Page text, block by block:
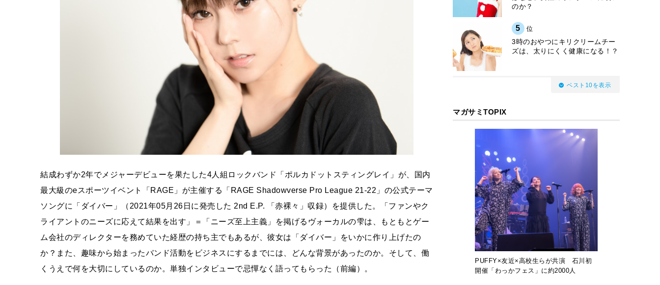
結成わずか2年でメジャーデビューを果たした4人組ロックバンド「ポルカドットスティングレイ」が、国内
最大級のeスポーツイベント「RAGE」が主催する「RAGE Shadowverse Pro League 21-22」の公式テーマ
ソングに「ダイバー」（2021年05月26日に発売した 2nd E.P. 「赤裸々」収録）を提供した。「ファンやク
ライアントのニーズに応えて結果を出す」＝「ニーズ至上主義」を掲げるヴォーカルの雫は、もともとゲー
ム会社のディレクターを務めていた経歴の持ち主でもあるが、彼女は「ダイバー」をいかに作り上げたの
か？また、趣味から始まったバンド活動をビジネスにするまでには、どんな背景があったのか。そして、働
くうえで何を大切にしているのか。単独インタビューで忌憚なく語ってもらった（前編）。
のか？
5 位
3時のおやつにキリクリームチー
ズは、太りにくく健康になる！？
ベスト10を表示
マガサミTOPIX
PUFFY×友近×高校生らが共演 石川初
開催「わっかフェス」に約2000人